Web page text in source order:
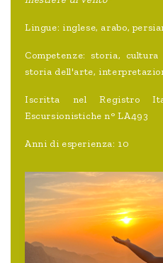
Lingue: inglese, arabo,
Competenze: storia,
storia dell'arte,
Iscritta nel Registro
Escursionistiche n° LA493
Anni di esperienza: 10